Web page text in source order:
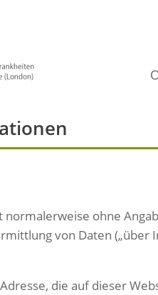
normalerweise ohne
von Daten („über
die auf dieser